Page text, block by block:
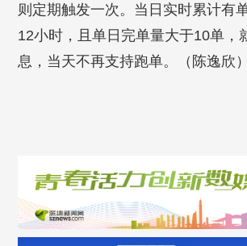
则定期触发一次。当日实时累计有
12小时，且单日完单量大于10单，
息，当天不再支持跑单。（陈逸欣 ）